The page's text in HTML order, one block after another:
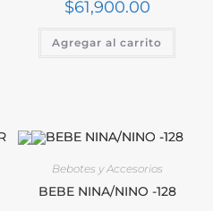
$61,900.00
Agregar al carrito
Bebotes y Accesorios
BEBE NINA/NINO -128